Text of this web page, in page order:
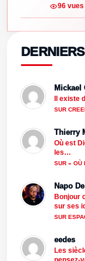
96 vues
Mickael
Il existe
SUR
Thierry
Où est
les…
SUR « OÙ
Napo
Bonjour
sur ses
SUR
eedes
Les